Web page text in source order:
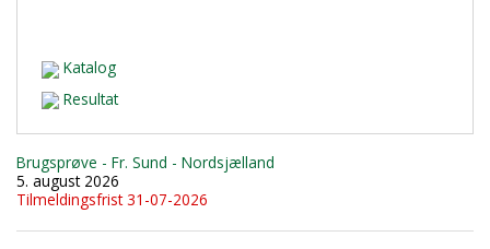
Katalog
Resultat
Brugsprøve - Fr. Sund - Nordsjælland
5. august 2026
Tilmeldingsfrist 31-07-2026